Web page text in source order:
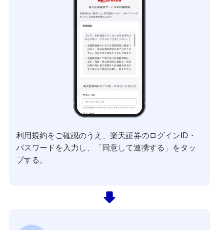
利用規約をご確認のうえ、楽天証券のログインID・
パスワードを入力し、「同意して連携する」をタッ
プする。